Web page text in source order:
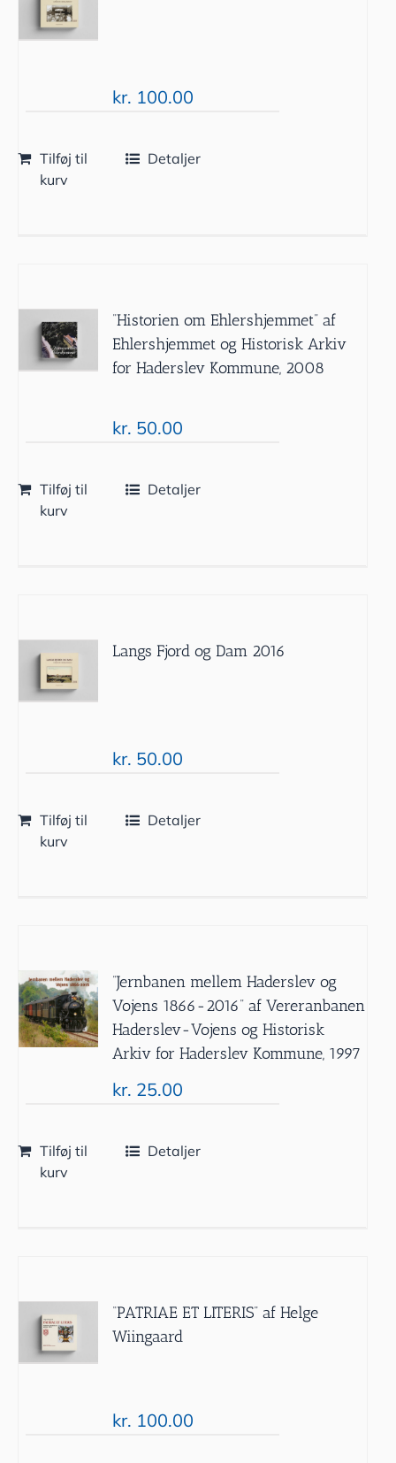
kr. 100.00
Tilføj til
kurv
Detaljer
”Historien om Ehlershjemmet” af
Ehlershjemmet og Historisk Arkiv
for Haderslev Kommune, 2008
kr. 50.00
Tilføj til
kurv
Detaljer
Langs Fjord og Dam 2016
kr. 50.00
Tilføj til
kurv
Detaljer
”Jernbanen mellem Haderslev og
Vojens 1866-2016” af Vereranbanen
Haderslev-Vojens og Historisk
Arkiv for Haderslev Kommune, 1997
kr. 25.00
Tilføj til
kurv
Detaljer
“PATRIAE ET LITERIS” af Helge
Wiingaard
kr. 100.00